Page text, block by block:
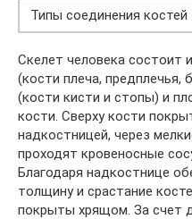
Типы соединения костей
Скелет человека состоит
(кости плеча, предплечья,
(кости кисти и стопы) и
кости. Сверху кости
надкостницей, через
проходят кровеносные
Благодаря надкостнице
толщину и срастание
покрыты хрящом. За счет